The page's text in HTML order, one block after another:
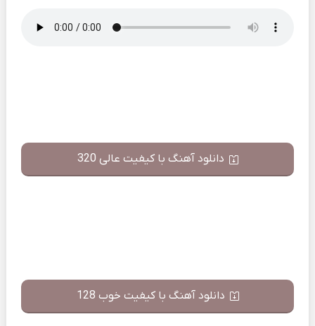
دانلود آهنگ با کیفیت عالی 320
دانلود آهنگ با کیفیت خوب 128